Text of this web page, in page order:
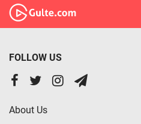
FOLLOW US
About Us